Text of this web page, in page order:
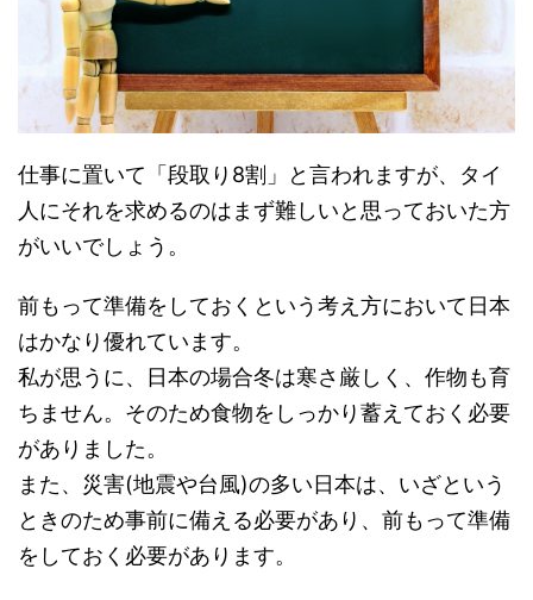
仕事に置いて「段取り8割」と言われますが、タイ
人にそれを求めるのはまず難しいと思っておいた方
がいいでしょう。
前もって準備をしておくという考え方において日本
はかなり優れています。
私が思うに、日本の場合冬は寒さ厳しく、作物も育
ちません。そのため食物をしっかり蓄えておく必要
がありました。
また、災害(地震や台風)の多い日本は、いざという
ときのため事前に備える必要があり、前もって準備
をしておく必要があります。